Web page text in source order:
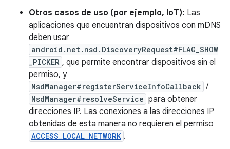
Otros casos de uso (por ejemplo, IoT): Las
aplicaciones que encuentran dispositivos con mDNS
deben usar
android.net.nsd.DiscoveryRequest#FLAG_SHOW
_PICKER , que permite encontrar dispositivos sin el
permiso, y
NsdManager#registerServiceInfoCallback /
NsdManager#resolveService para obtener
direcciones IP. Las conexiones a las direcciones IP
obtenidas de esta manera no requieren el permiso
ACCESS_LOCAL_NETWORK .